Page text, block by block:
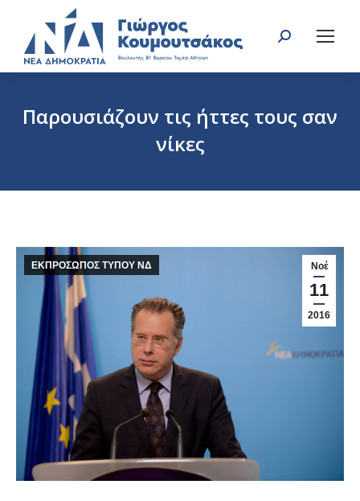
Search:
Παρουσιάζουν τις ήττες τους σαν
νίκες
Νοέ
11
2016
ΕΚΠΡΟΣΩΠΟΣ ΤΥΠΟΥ ΝΔ